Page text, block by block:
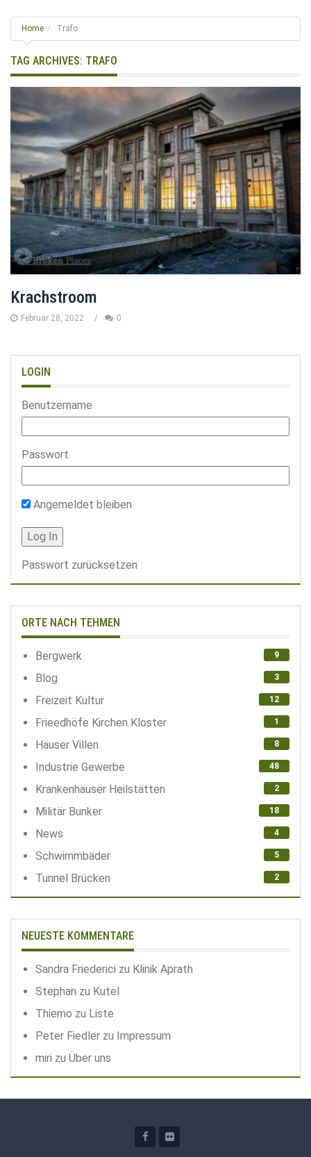
l
e
n
a
v
g
a
t
i
o
n
Home Trafo
TAG ARCHIVES: TRAFO
Krachstroom
Februar 28, 2022 0
LOGIN
Benutzername
Passwort
Angemeldet bleiben
Passwort zurücksetzen
ORTE NACH TEHMEN
Bergwerk 9
Blog 3
Freizeit Kultur 12
Frieedhöfe Kirchen Kloster 1
Häuser Villen 8
Industrie Gewerbe 48
Krankenhäuser Heilstätten 2
Militär Bunker 18
News 4
Schwimmbäder 5
Tunnel Brücken 2
NEUESTE KOMMENTARE
Sandra Friederici zu Klinik Aprath
Stephan zu Kutel
Thiemo zu Liste
Peter Fiedler zu Impressum
miri zu Über uns